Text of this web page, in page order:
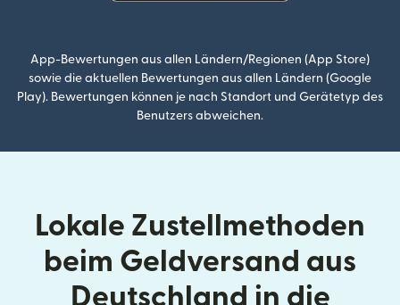
App-Bewertungen aus allen Ländern/Regionen (App Store)
sowie die aktuellen Bewertungen aus allen Ländern (Google
Play). Bewertungen können je nach Standort und Gerätetyp des
Benutzers abweichen.
Lokale Zustellmethoden
beim Geldversand aus
Deutschland in die